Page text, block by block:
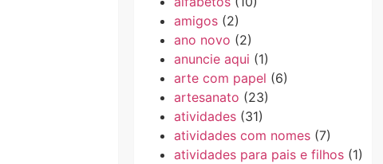
amigos(2)
ano novo (2)
anuncie aqui (1)
arte com papel (6)
artesanato (23)
atividades(31)
atividades com nomes(7)
atividades para pais e filhos(1)